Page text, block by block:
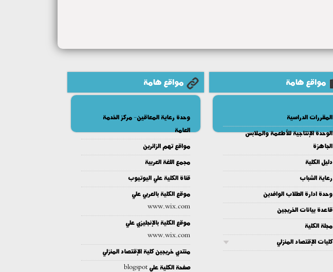
مواقع هامة
المقررات الدراسية
الوحدة الإنتاجية للأطعمة والملابس
الجاهزة
دليل الكلية
رعاية الشباب
وحدة ادارة الطلاب الوافدين
قاعدة بيانات الخريجين
مجلة الكلية
كليات الإقتصاد المنزلي
مواقع هامة
وحدة رعاية المعاقين- مركز الخدمة
العامة
مواقع تهم الزائرين
مجمع اللغة العربية
قناة الكلية علي اليوتيوب
موقع الكلية بالعربي علي
www.wix.com
موقع الكلية بالإنجليزي علي
www.wix.com
منتدي خريجين كلية الإقتصاد المنزلي
صفحة الكلية علي blogspot